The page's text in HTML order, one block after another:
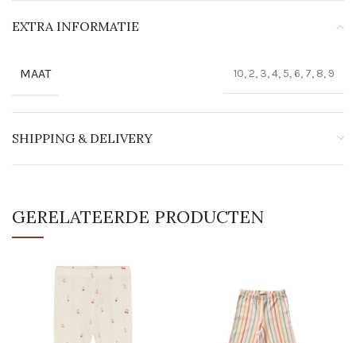
EXTRA INFORMATIE
MAAT 10, 2, 3, 4, 5, 6, 7, 8, 9
SHIPPING & DELIVERY
GERELATEERDE PRODUCTEN